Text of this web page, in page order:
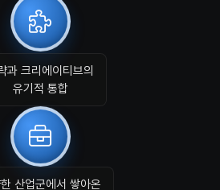
과 크리에이티브의
유기적 통합
산업군에서 쌓아온